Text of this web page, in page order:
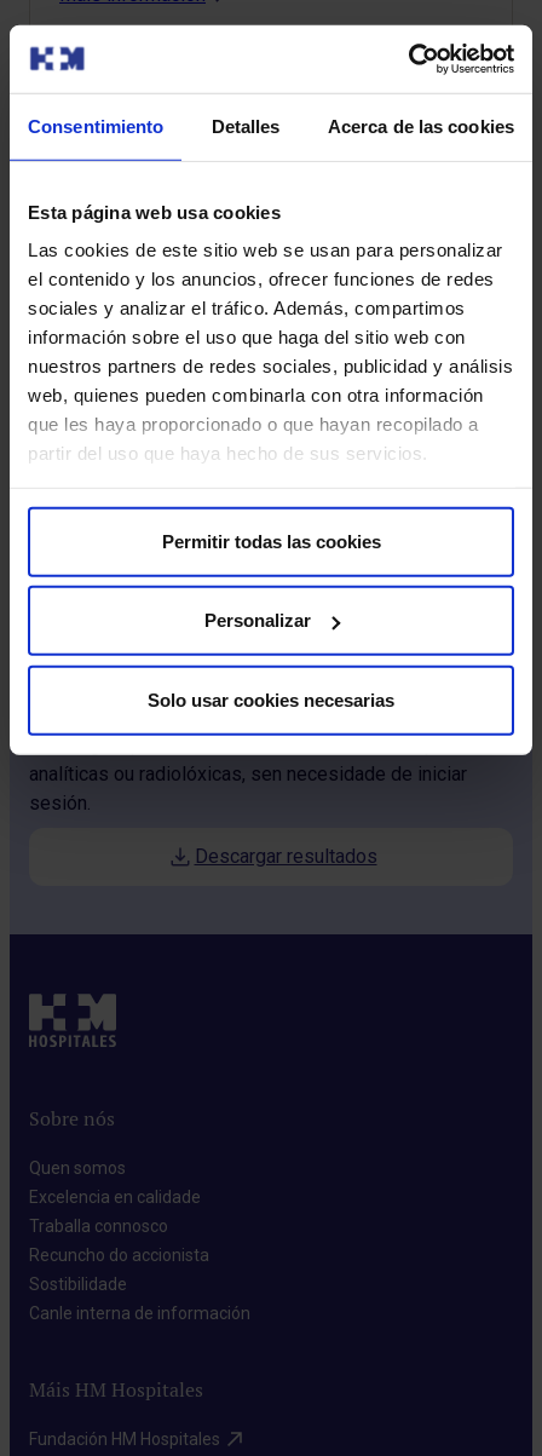
Consentimiento Detalles Acerca de las cookies
Esta página web usa cookies
Las cookies de este sitio web se usan para personalizar
el contenido y los anuncios, ofrecer funciones de redes
sociales y analizar el tráfico. Además, compartimos
información sobre el uso que haga del sitio web con
nuestros partners de redes sociales, publicidad y análisis
web, quienes pueden combinarla con otra información
que les haya proporcionado o que hayan recopilado a
partir del uso que haya hecho de sus servicios.
Permitir todas las cookies
Personalizar
Solo usar cookies necesarias
Queres comprobar os resultados
das túas probas?
analíticas ou radiolóxicas, sen necesidade de iniciar
sesión.
Descargar resultados
Sobre nós
Quen somos​
Excelencia en calidade​
Traballa connosco​
Recuncho do accionista​
Sostibilidade​
Canle interna de información​
Máis HM Hospitales
Fundación HM Hospitales​